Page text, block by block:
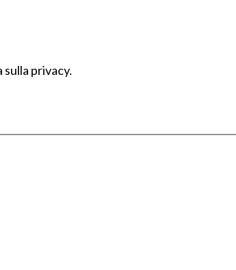
privacy.